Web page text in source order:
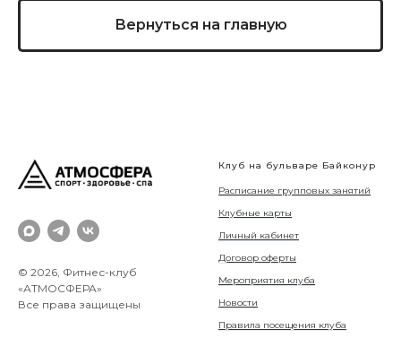
Вернуться на главную
© 2026, Фитнес-клуб
«АТМОСФЕРА»
Все права защищены
Клуб на бульваре Байконур
Расписание групповых занятий
Клубные карты
Личный кабинет
Договор оферты
Мероприятия клуба
Новости
Правила посещения клуба